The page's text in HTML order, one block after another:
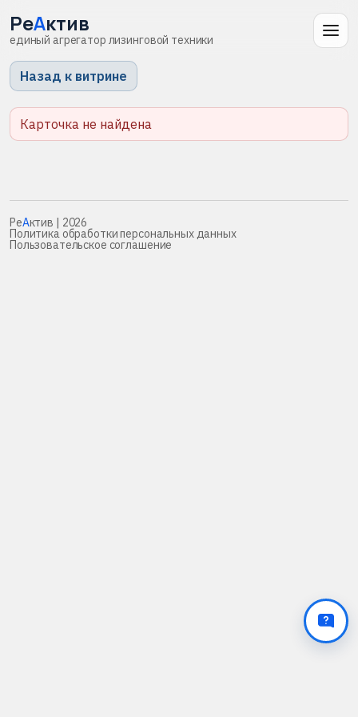
РеАктив
единый агрегатор лизинговой техники
Назад к витрине
Карточка не найдена
РеАктив | 2026
Политика обработки персональных данных
Пользовательское соглашение